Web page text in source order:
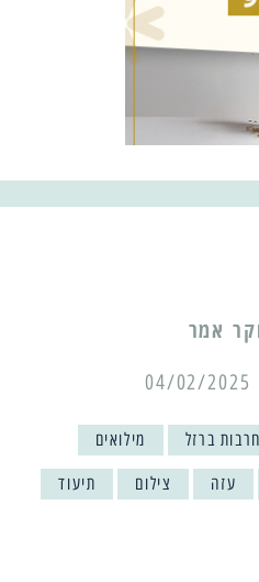
חרבות ברזל מילואים
עזה צילום תיעוד